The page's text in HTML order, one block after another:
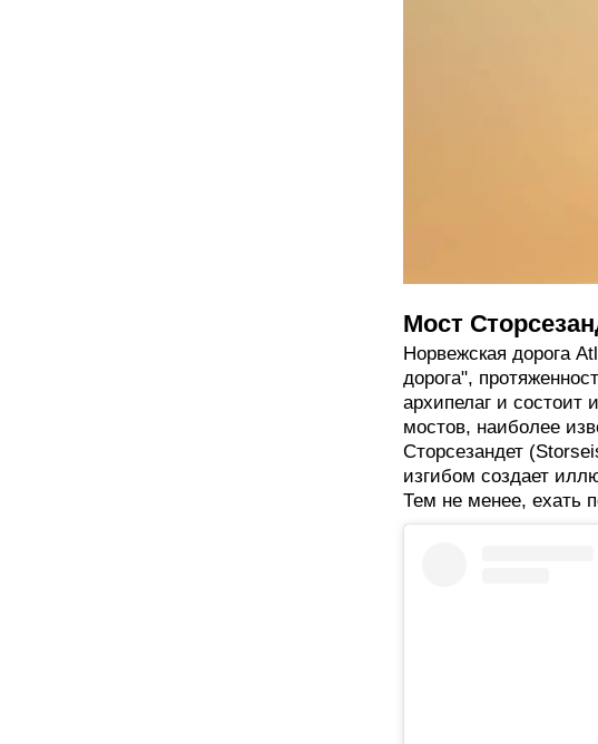
Мост
Норвежская дорога
дорога",
архипелаг и состоит
мостов, наиболее
Сторсезандет
изгибом создает
Тем не менее, ехать